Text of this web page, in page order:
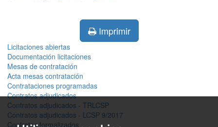
Imprimir
Licitaciones abiertas
Documentación licitaciones
Mesas de contratación
Acta mesas contratación
Contrataciones programadas
Contratos adjudicados
Contratos adjudicados - TRLCSP
Contratos adjudicados - LCSP 9/2017
Contratos formalizados